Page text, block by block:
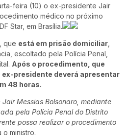
feira (10) o ex-presidente Jair
médico no próximo
Star, em Brasília.
que está em prisão domiciliar
escoltado pela Polícia Penal,
Após o procedimento, que
ex-presidente deverá apresentar
48 horas.
Messias Bolsonaro, mediante
pela Polícia Penal do Distrito
possa realizar o procedimento
o ministro.